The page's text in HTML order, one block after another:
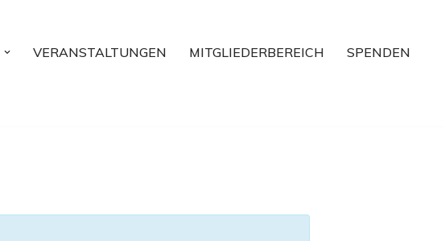
VERANSTALTUNGEN MITGLIEDERBEREICH
SPENDEN